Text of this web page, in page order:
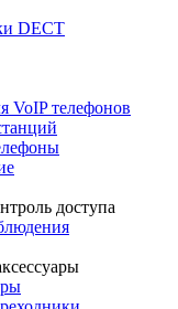
DECT
VoIP телефонов
доступа